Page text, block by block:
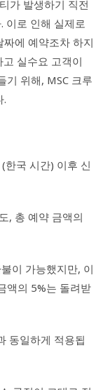
가 발생하기 직전
이로 인해 실제로
에 예약조차 하지
실수요 고객이
기 위해, MSC 크루
.
국 시간) 이후 신
, 총 예약 금액의
이 가능했지만, 이
액의 5%는 돌려받
동일하게 적용됩